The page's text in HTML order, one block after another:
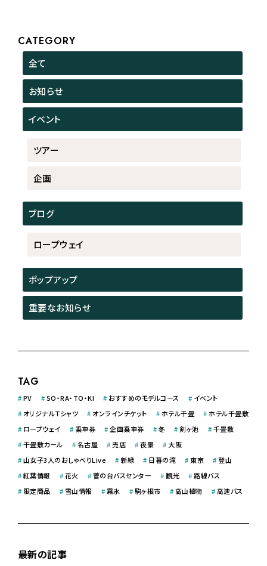
CATEGORY
全て
お知らせ
イベント
ツアー
企画
ブログ
ロープウェイ
ポップアップ
重要なお知らせ
TAG
#PV #SO・RA・TO・KI #おすすめのモデルコース # イベント
# オリジナルＴシャツ # オンラインチケット # ホテル千畳 # ホテル千畳敷
# ロープウェイ # 乗車券 #企画乗車券 #冬 #剣ヶ池 #千畳敷
#千畳敷カール #名古屋 #売店 #夜景 # 大阪
#山女子3人のおしゃべりLive # 新緑 # 日暮の滝 #東京 #登山
#紅葉情報 #花火 #菅の台バスセンター # 観光 # 路線バス
# 限定商品 # 雪山情報 #霧氷 #駒ヶ根市 #高山植物 #高速バス
最新の記事